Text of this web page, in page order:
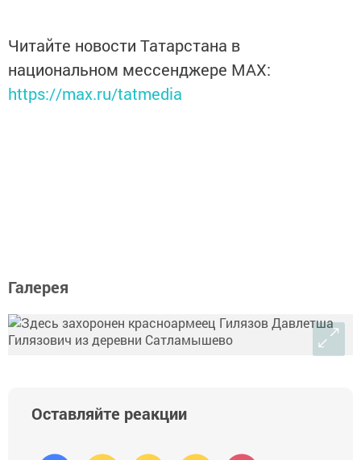
Читайте новости Татарстана в
национальном мессенджере MАХ:
https://max.ru/tatmedia
Галерея
Оставляйте реакции